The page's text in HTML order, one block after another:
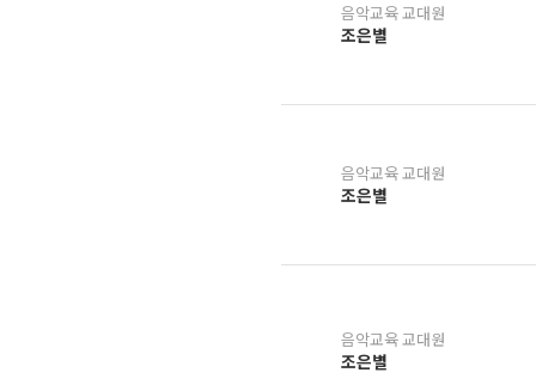
음악교육 교대원
조은별
음악교육 교대원
조은별
음악교육 교대원
조은별